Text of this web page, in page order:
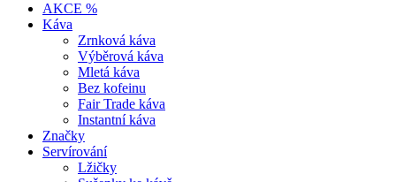
AKCE %
Káva
Zrnková káva
Výběrová káva
Mletá káva
Bez kofeinu
Fair Trade káva
Instantní káva
Značky
Servírování
Lžičky